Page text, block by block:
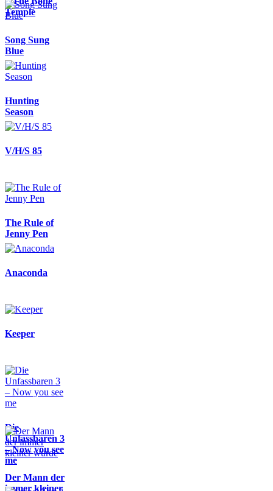
Temple
Song Sung
Blue
Hunting
Season
V/H/S 85
The Rule of
Jenny Pen
Anaconda
Keeper
Die
Unfassbaren 3
– Now you see
me
Der Mann der
immer kleiner